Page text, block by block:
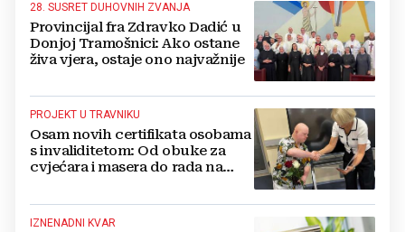
28. SUSRET DUHOVNIH ZVANJA
Provincijal fra Zdravko Dadić u
Donjoj Tramošnici: Ako ostane
živa vjera, ostaje ono najvažnije
PROJEKT U TRAVNIKU
Osam novih certifikata osobama
s invaliditetom: Od obuke za
cvjećara i masera do rada na
IZNENADNI KVAR